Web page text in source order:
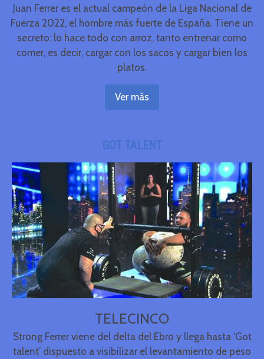
Juan Ferrer es el actual campeón de la Liga Nacional de
Fuerza 2022, el hombre más fuerte de España. Tiene un
secreto: lo hace todo con arroz, tanto entrenar como
comer, es decir, cargar con los sacos y cargar bien los
platos.
Ver más
GOT TALENT
TELECINCO
Strong Ferrer viene del delta del Ebro y llega hasta ‘Got
talent’ dispuesto a visibilizar el levantamiento de peso